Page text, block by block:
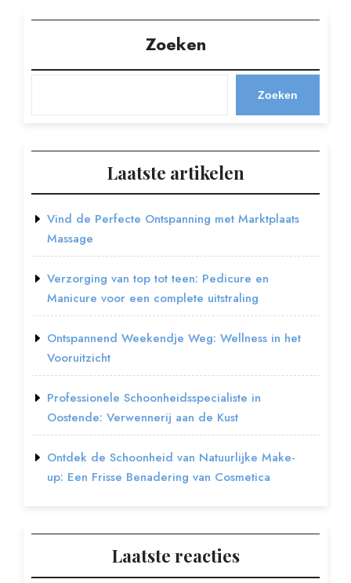
Zoeken
Zoeken
Laatste artikelen
Vind de Perfecte Ontspanning met Marktplaats
Massage
Verzorging van top tot teen: Pedicure en
Manicure voor een complete uitstraling
Ontspannend Weekendje Weg: Wellness in het
Vooruitzicht
Professionele Schoonheidsspecialiste in
Oostende: Verwennerij aan de Kust
Ontdek de Schoonheid van Natuurlijke Make-
up: Een Frisse Benadering van Cosmetica
Laatste reacties